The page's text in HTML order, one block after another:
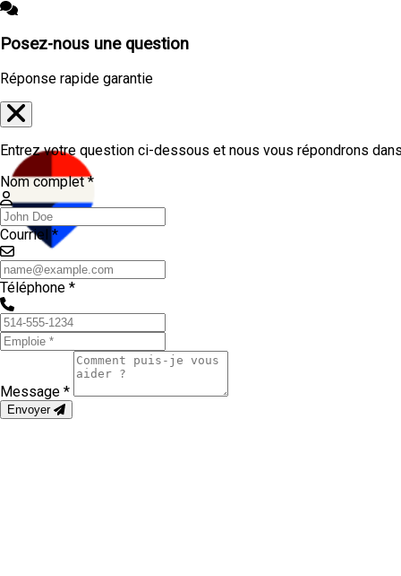
Posez-nous une question
Réponse rapide garantie
Entrez votre question ci-dessous et nous vous répondrons
Nom complet *
Courriel *
Téléphone *
Message *
Envoyer